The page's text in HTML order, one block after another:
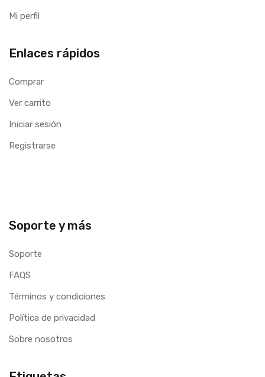
Mi perfil
Enlaces rápidos
Comprar
Ver carrito
Iniciar sesión
Registrarse
Soporte y más
Soporte
FAQS
Términos y condiciones
Política de privacidad
Sobre nosotros